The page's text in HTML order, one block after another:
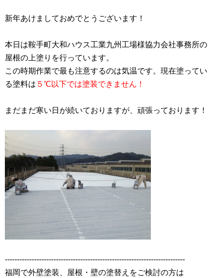
新年あけましておめでとうございます！
本日は鞍手町大和ハウス工業九州工場様協力会社事務所の
屋根の上塗りを行っています。
この時期作業で最も注意するのは気温です。現在塗ってい
る塗料は ５℃以下では塗装できません！
まだまだ寒い日が続いておりますが、頑張っております！
--------------------------------------------------------------------------
福岡で外壁塗装、屋根・壁の塗替えをご検討の方は